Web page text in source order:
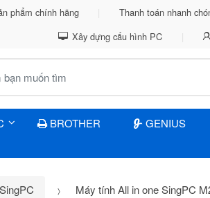
phẩm chính hãng Thanh toán nhanh
Xây dựng cấu hình PC
BROTHER GENIUS
Máy tính All in one SingPC